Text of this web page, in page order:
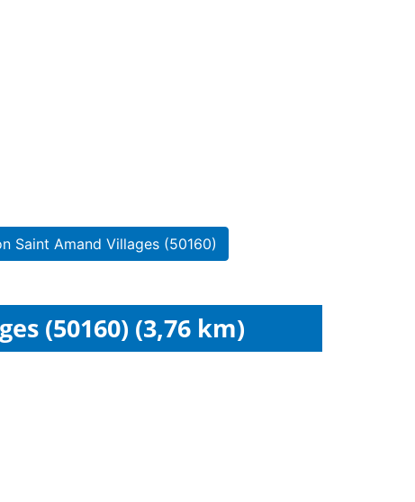
Saint Amand Villages (50160)
(50160) (3,76 km)